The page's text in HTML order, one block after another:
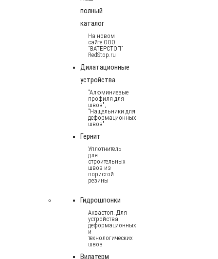
полный
каталог
На новом
сайте ООО
"ВАТЕРСТОП"
RedStop.ru
Дилатационные
устройства
"Алюминиевые
профиля для
швов",
"Нащельники для
деформационных
швов"
Гернит
Уплотнитель
для
строительных
швов из
пористой
резины
Гидрошпонки
Аквастоп. Для
устройства
деформационных
и
технологических
швов
Вилатерм